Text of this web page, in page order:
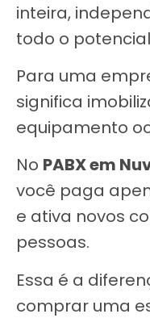
inteira,
todo o
Para uma
significa
equipamento
No PABX em
você paga
e ativa novos
pessoas.
Essa é a
comprar uma